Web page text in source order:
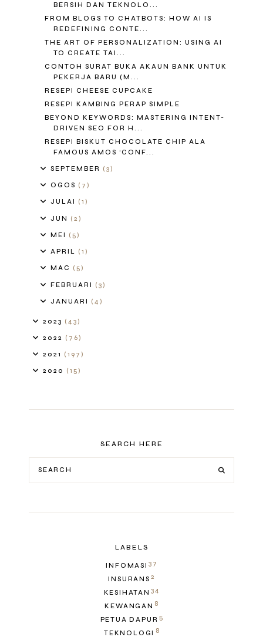
BERSIH DAN TEKNOLO...
FROM BLOGS TO CHATBOTS: HOW AI IS
REDEFINING CONTE...
THE ART OF PERSONALIZATION: USING AI
TO CREATE TAI...
CONTOH SURAT BUKA AKAUN BANK UNTUK
PEKERJA BARU (M...
RESEPI CHEESE CUPCAKE
RESEPI KAMBING PERAP SIMPLE
BEYOND KEYWORDS: MASTERING INTENT-
DRIVEN SEO FOR H...
RESEPI BISKUT CHOCOLATE CHIP ALA
FAMOUS AMOS ‘CONF...
SEPTEMBER (3)
OGOS (7)
JULAI (1)
JUN (2)
MEI (5)
APRIL (1)
MAC (5)
FEBRUARI (3)
JANUARI (4)
2023 (43)
2022 (76)
2021 (197)
2020 (15)
SEARCH HERE
LABELS
INFOMASI 37
INSURANS 2
KESIHATAN 34
KEWANGAN 8
PETUA DAPUR 5
TEKNOLOGI 8